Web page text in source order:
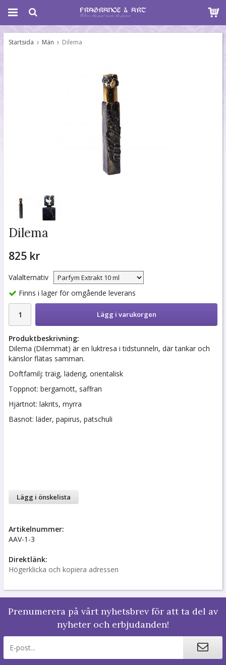
Startsida Män Dilema
Dilema
825 kr
Valalternativ
Finns i lager för omgående leverans
Lägg i varukorgen
Produktbeskrivning:
Dilema (Dilemmat) är en luktresa i tidstunneln, där tankar och
känslor flätas samman.
Doftfamilj: träig, läderig, orientalisk
Toppnot: bergamott, saffran
Hjärtnot: lakrits, myrra
Basnot: läder, papirus, patschuli
Lägg i önskelista
Artikelnummer:
AAV-1-3
Direktlänk:
Högerklicka och kopiera adressen
Prenumerera på vårt nyhetsbrev för att ta del av
nyheter och erbjudanden!